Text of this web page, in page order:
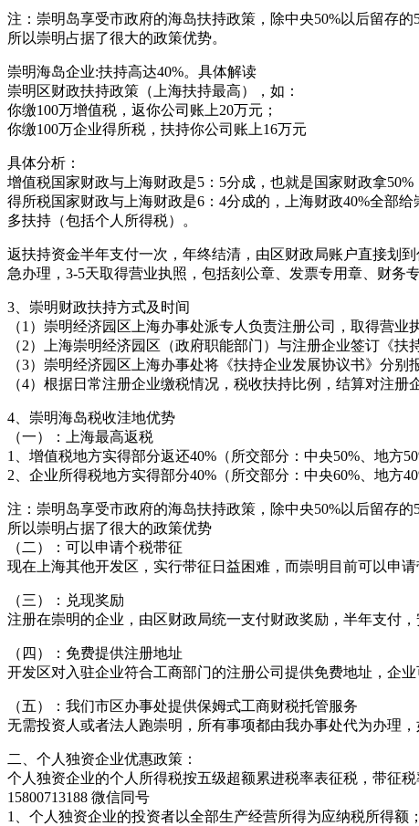
注：崇明岛享受市政府的海岛扶持政策，除中央50%以后留存
所以崇明占据了很大的政策优势。
崇明海岛企业:扶持高达40%。具体解读
崇明区财政扶持政策（上海扶持最高），如：
你缴100万增值税，返你公司账上20万元；
你缴100万企业得所税，扶持你公司账上16万元
具体分析：
增值税国家财政与上海财政是5：5分成，也就是国家财政拿
得所税国家财政与上海财政是6：4分成的，上海财政40%全部
多扶持（包括个人所得税）。
返扶持资金半年支付一次，年终结清，由区财政局账户直接划
急办理，3-5天取得营业执照，包括刻公章、发票专用章、财务专
3、崇明财政扶持方式及时间
（1）崇明经济园区上海办事处派专人负责注册公司，取得营业
（2）上海崇明经济园区（政府职能部门）与注册企业签订《扶
（3）崇明经济园区上海办事处将《扶持企业发展协议书》分
（4）根据日常注册企业缴税情况，税收扶持比例，结算对注
4、崇明海岛税收洼地优势
（一）：上海最高返税
1、增值税地方实得部分返还40%（所交部分：中央50%、地方
2、企业所得税地方实得部分40%（所交部分：中央60%、地方
注：崇明岛享受市政府的海岛扶持政策，除中央50%以后留存
所以崇明占据了很大的政策优势
（二）：可以申请个税带征
现在上海其他开发区，实行带征日益困难，而崇明目前可以申请
（三）：兑现奖励
注册在崇明的企业，由区财政局统一支付财政奖励，半年支付，
（四）：免费提供注册地址
开发区对入驻企业符合工商部门的注册公司提供免费地址，企
（五）：我们市区办事处提供保姆式工商财税托管服务
无需投资人或者法人跑崇明，所有事项都由我办事处代为办理
二、个人独资企业优惠政策：
个人独资企业的个人所得税按五级超额累进税率表征税，带征税
15800713188 微信同号
1、个人独资企业的投资者以全部生产经营所得为应纳税所得额；